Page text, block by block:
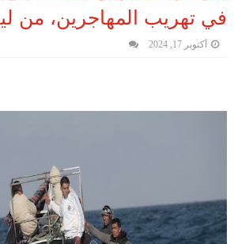
في تهريب المهاجرين، من
أكتوبر 17, 2024